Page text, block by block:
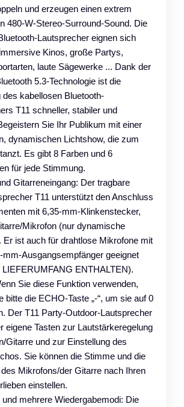
und erzeugen einen extrem
480-W-Stereo-Surround-Sound. Die
Lautsprecher eignen sich
Kinos, große Partys,
laute Sägewerke ... Dank der
5.3-Technologie ist die
des kabellosen Bluetooth-
T11 schneller, stabiler und
Sie Ihr Publikum mit einer
dynamischen Lichtshow, die zum
Es gibt 8 Farben und 6
für jede Stimmung.
Gitarreneingang: Der tragbare
T11 unterstützt den Anschluss
mit 6,35-mm-Klinkenstecker,
Mikrofon (nur dynamische
Er ist auch für drahtlose Mikrofone mit
mm-Ausgangsempfänger geeignet
ENTHALTEN).
Sie diese Funktion verwenden,
bitte die ECHO-Taste „-“, um sie auf 0
Der T11 Party-Outdoor-Lautsprecher
eigene Tasten zur Lautstärkeregelung
Gitarre und zur Einstellung des
Sie können die Stimme und die
Mikrofons/der Gitarre nach Ihren
einstellen.
mehrere Wiedergabemodi: Die